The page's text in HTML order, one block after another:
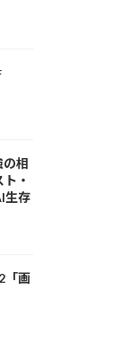
相
・
生存
「画